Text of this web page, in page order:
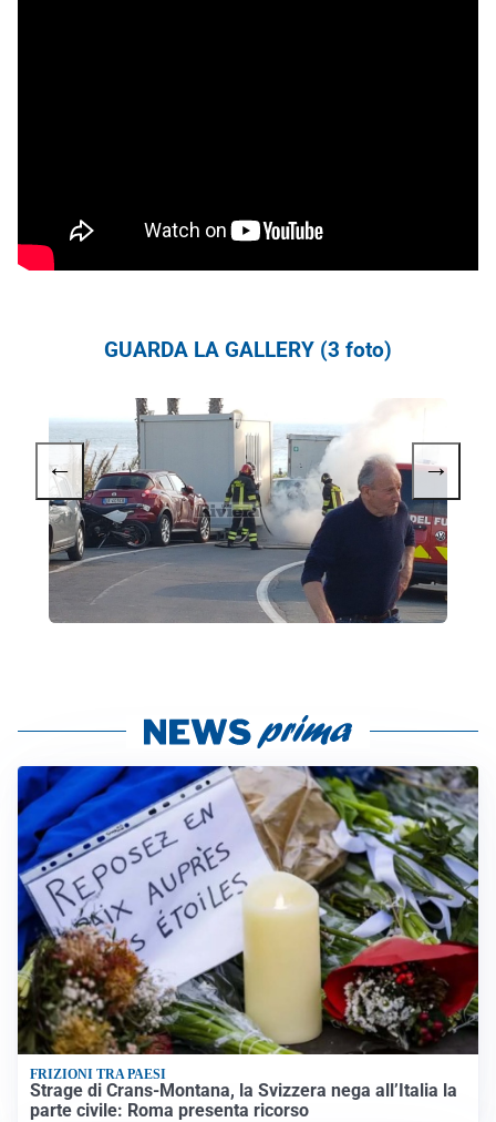
GUARDA LA GALLERY (3 foto)
← →
FRIZIONI TRA PAESI
Strage di Crans-Montana, la Svizzera nega all’Italia la
parte civile: Roma presenta ricorso